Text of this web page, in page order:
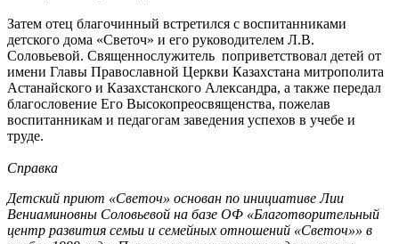
Затем отец благочинный встретился с воспитанниками
детского дома «Светоч» и его руководителем Л.В.
Соловьевой. Священнослужитель поприветствовал детей от
имени Главы Православной Церкви Казахстана митрополита
Астанайского и Казахстанского Александра, а также передал
благословение Его Высокопреосвященства, пожелав
воспитанникам и педагогам заведения успехов в учебе и
труде.
Справка
Детский приют «Светоч» основан по инициативе Лии
Вениаминовны Соловьевой на базе ОФ «Благотворительный
центр развития семьи и семейных отношений «Светоч»» в